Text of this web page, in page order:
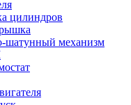
цилиндров
шатунный механизм